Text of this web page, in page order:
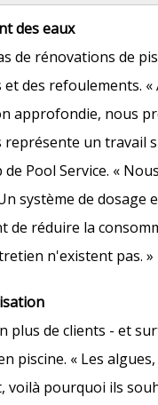
des eaux
de rénovations de
et des refoulements.
approfondie, nous
représente un travail
de Pool Service. «
système de
de réduire la
n'existent pas. »
plus de clients - et
piscine. « Les
voilà pourquoi ils